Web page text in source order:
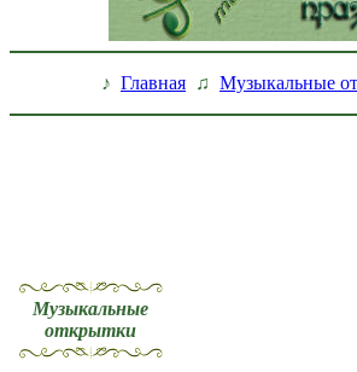
♪ Главная ♫ Музыкальные
Музыкальные
открытки